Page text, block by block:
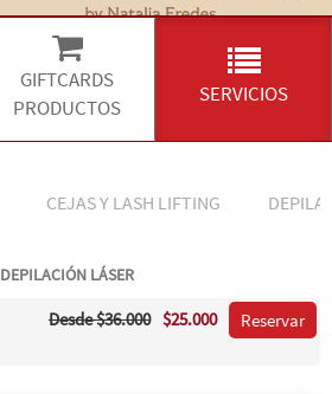
GIFTCARDS
PRODUCTOS
SERVICIOS
CEJAS Y LASH LIFTING
DEPILACIÓN LÁSER
Desde$36.000 $25.000 Reservar